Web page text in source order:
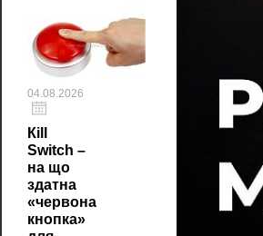
04.08.2026
Кill
Switch –
на що
здатна
«червона
кнопка»